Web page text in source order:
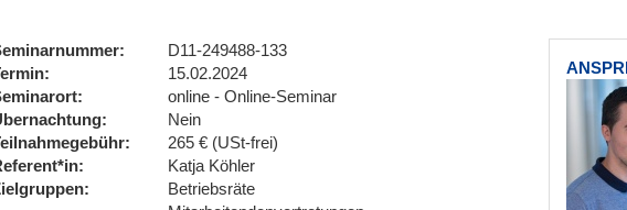
D11-249488-133
15.02.2024
online - Online-Seminar
Nein
265 € (USt-frei)
Katja Köhler
Betriebsräte